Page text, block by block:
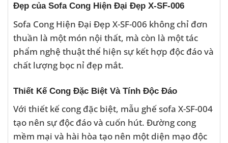
Đẹp của Sofa Cong Hiện Đại Đẹp X-SF-006
Sofa Cong Hiện Đại Đẹp X-SF-006 không chỉ đơn
thuần là một món nội thất, mà còn là một tác
phẩm nghệ thuật thể hiện sự kết hợp độc đáo và
chất lượng bọc nỉ đẹp mắt.
Thiết Kế Cong Đặc Biệt Và Tính Độc Đáo
Với thiết kế cong đặc biệt, mẫu ghế sofa X-SF-004
tạo nên sự độc đáo và cuốn hút. Đường cong
mềm mại và hài hòa tạo nên một diện mạo độc